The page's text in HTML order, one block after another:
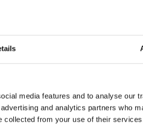
media features and to analyse our
and analytics partners who
collected from your use of their
Hírlevél
Szeretne az újdonságokról értesülni?